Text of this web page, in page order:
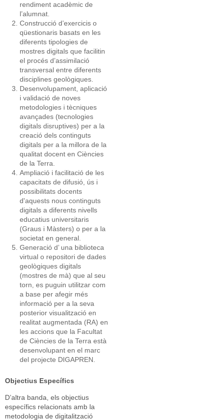
rendiment acadèmic de
l’alumnat.
Construcció d’exercicis o
qüestionaris basats en les
diferents tipologies de
mostres digitals que facilitin
el procés d’assimilació
transversal entre diferents
disciplines geològiques.
Desenvolupament, aplicació
i validació de noves
metodologies i tècniques
avançades (tecnologies
digitals disruptives) per a la
creació dels continguts
digitals per a la millora de la
qualitat docent en Ciències
de la Terra.
Ampliació i facilitació de les
capacitats de difusió, ús i
possibilitats docents
d'aquests nous continguts
digitals a diferents nivells
educatius universitaris
(Graus i Màsters) o per a la
societat en general.
Generació d’ una biblioteca
virtual o repositori de dades
geològiques digitals
(mostres de mà) que al seu
torn, es puguin utilitzar com
a base per afegir més
informació per a la seva
posterior visualització en
realitat augmentada (RA) en
les accions que la Facultat
de Ciències de la Terra està
desenvolupant en el marc
del projecte DIGAPREN.
Objectius Específics
D’altra banda, els objectius
específics relacionats amb la
metodologia de digitalització